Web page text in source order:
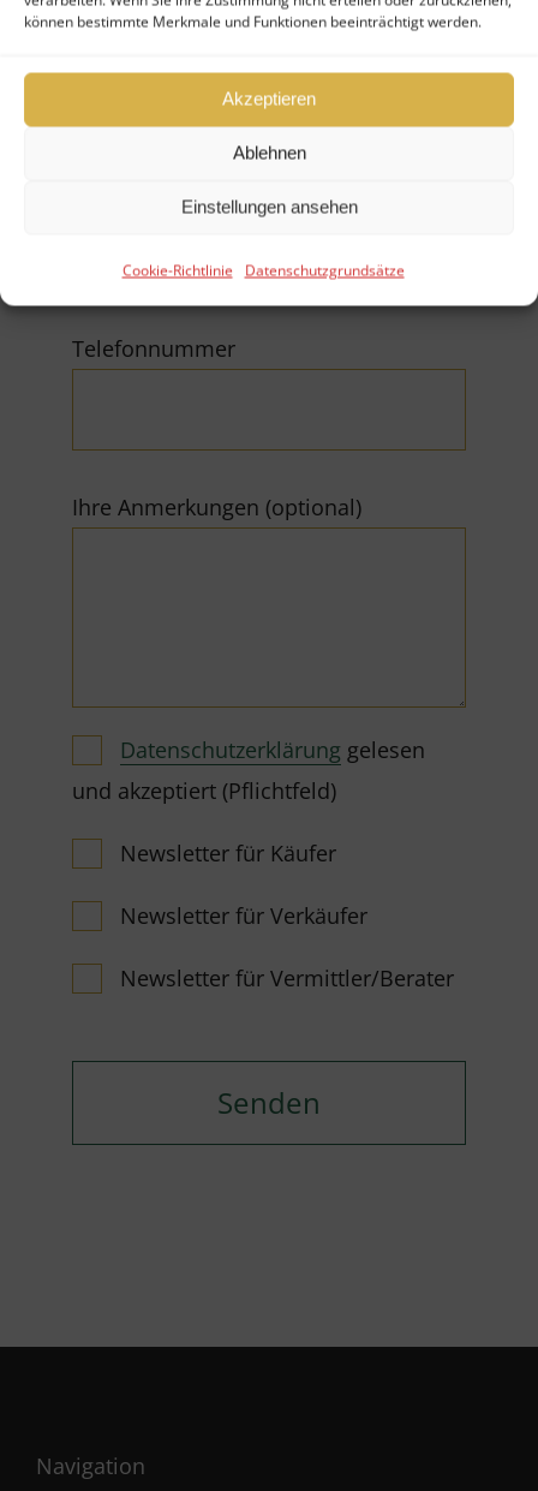
können bestimmte Merkmale und Funktionen beeinträchtigt werden.
Akzeptieren
Ablehnen
Einstellungen ansehen
Cookie-Richtlinie Datenschutzgrundsätze
Firma
Telefonnummer
Ihre Anmerkungen (optional)
Datenschutzerklärung gelesen
und akzeptiert (Pflichtfeld)
Newsletter für Käufer
Newsletter für Verkäufer
Newsletter für Vermittler/Berater
Navigation